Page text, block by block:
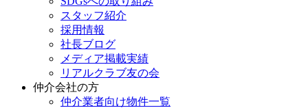
スタッフ紹介
採用情報
社長ブログ
メディア掲載実績
リアルクラブ友の会
仲介会社の方
仲介業者向け物件一覧